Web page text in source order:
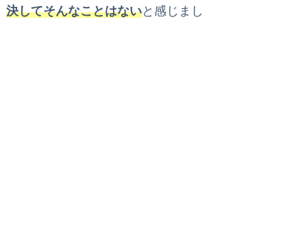
決してそんなことはないと感じまし